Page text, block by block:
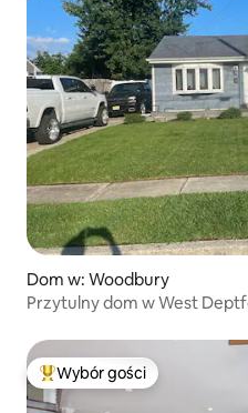
Dom w: Woodbury
Przytulny dom w West
Najpopularniejsze z kategorii
Wybór gości